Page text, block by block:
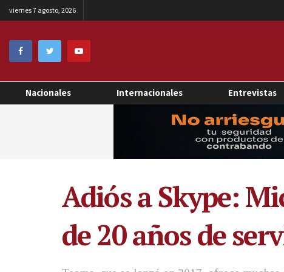
viernes 7 agosto, 2026
Nacionales Internacionales Entrevistas
Adiós a Skype:
de 20 años de